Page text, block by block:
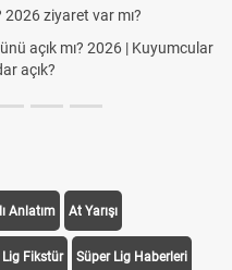
2026 ziyaret var mı?
açık mı? 2026 | Kuyumcular
açık?
Anlatım At Yarışı
Lig Fikstür Süper Lig Haberleri